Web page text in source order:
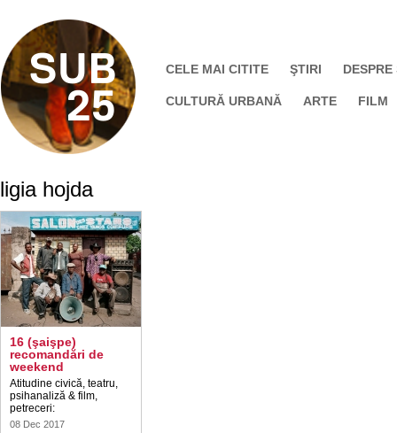
CELE MAI CITITE ŞTIRI DESPRE
CULTURĂ URBANĂ ARTE FILM
ligia hojda
16 (şaişpe)
recomandări de
weekend
Atitudine civică, teatru,
psihanaliză & film,
petreceri:
08 Dec 2017